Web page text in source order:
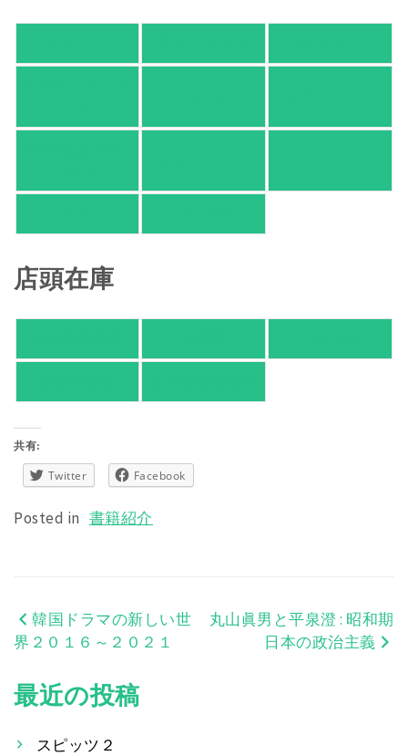
店頭在庫
共有:
Twitter Facebook
Posted in 書籍紹介
投
ナ
ビ
韓国ドラマの新しい世
界２０１６～２０２１
丸山眞男と平泉澄 : 昭和期
日本の政治主義
最近の投稿
スピッツ２